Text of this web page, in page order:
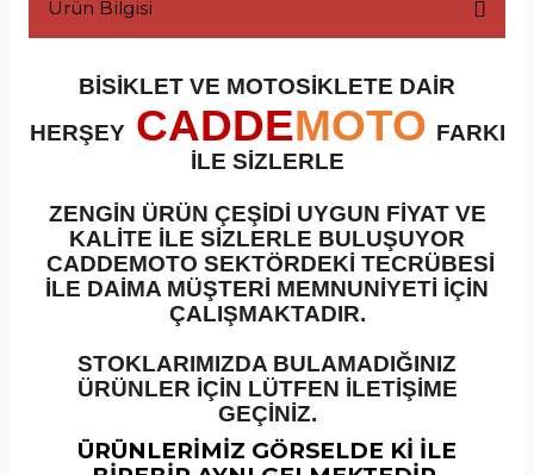
Ürün Bilgisi
BİSİKLET VE MOTOSİKLETE DAİR
HERŞEY CADDEMOTO FARKI
İLE SİZLERLE
ZENGİN ÜRÜN ÇEŞİDİ UYGUN FİYAT VE
KALİTE İLE SİZLERLE BULUŞUYOR
CADDEMOTO SEKTÖRDEKİ TECRÜBESİ
İLE DAİMA MÜŞTERİ MEMNUNİYETİ İÇİN
ÇALIŞMAKTADIR.
STOKLARIMIZDA BULAMADIĞINIZ
ÜRÜNLER İÇİN LÜTFEN İLETİŞİME
GEÇİNİZ.
ÜRÜNLERİMİZ GÖRSELDE Kİ İLE